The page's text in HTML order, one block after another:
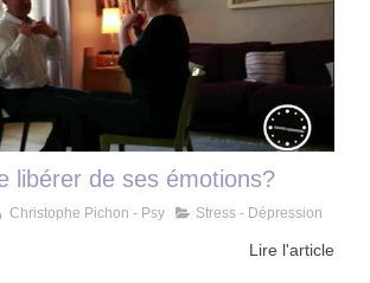
libérer de ses émotions?
Christophe Pichon - Psy Stress - Dépression
Lire l'article